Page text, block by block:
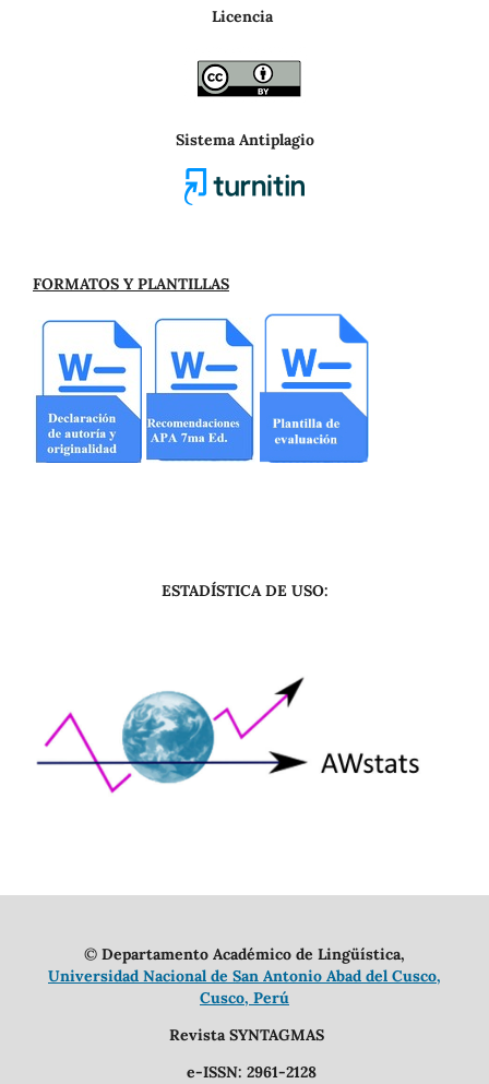
Licencia
Sistema Antiplagio
FORMATOS Y PLANTILLAS
ESTADÍSTICA DE USO:
© Departamento Académico de Lingüística,
Universidad Nacional de San Antonio Abad del Cusco,
Cusco, Perú
Revista SYNTAGMAS
e-ISSN: 2961-2128